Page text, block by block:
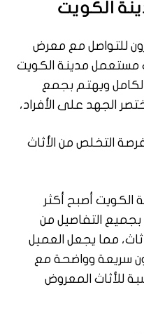
الكويت
للتواصل مع معرض
مستعمل مدينة الكويت
ويهتم بجمع
الجهد على الأفراد،
التخلص من الأثاث
الكويت أصبح أكثر
التفاصيل من
مما يجعل العميل
سريعة وواضحة مع
للأثاث المعروض